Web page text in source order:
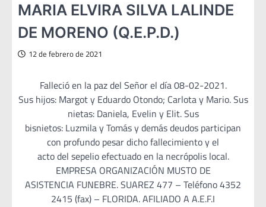
MARIA ELVIRA SILVA LALINDE
DE MORENO (Q.E.P.D.)
12 de febrero de 2021
Falleció en la paz del Señor el día 08-02-2021.
Sus hijos: Margot y Eduardo Otondo; Carlota y Mario. Sus
nietas: Daniela, Evelin y Elit. Sus
bisnietos: Luzmila y Tomás y demás deudos participan
con profundo pesar dicho fallecimiento y el
acto del sepelio efectuado en la necrópolis local.
EMPRESA ORGANIZACIÓN MUSTO DE
ASISTENCIA FUNEBRE. SUAREZ 477 – Teléfono 4352
2415 (fax) – FLORIDA. AFILIADO A A.E.F.I